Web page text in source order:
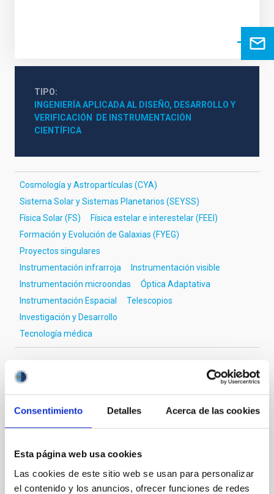
Consentimiento Detalles Acerca de las cookies
Esta página web usa cookies
Las cookies de este sitio web se usan para personalizar
el contenido y los anuncios, ofrecer funciones de redes
TIPO
INGENIERÍA APLICADA AL DISEÑO, DESARROLLO Y
VERIFICACIÓN  DE INSTRUMENTACIÓN
CIENTÍFICA
Cosmología y Astropartículas (CYA)
Sistema Solar y Sistemas Planetarios (SEYSS)
Física Solar (FS)
Física estelar e interestelar (FEEI)
Formación y Evolución de Galaxias (FYEG)
Proyectos singulares
Instrumentación infrarroja
Instrumentación visible
Instrumentación microondas
Óptica Adaptativa
Instrumentación Espacial
Telescopios
Investigación y Desarrollo
Tecnología médica
Te puede interesar
Circuitos Integrados